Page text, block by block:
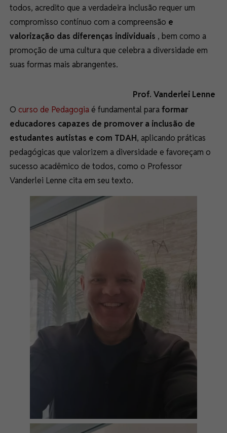
todos, acredito que a verdadeira inclusão requer um
compromisso contínuo com a compreensão e
valorização das diferenças individuais , bem como a
promoção de uma cultura que celebra a diversidade em
suas formas mais abrangentes.
Prof. Vanderlei Lenne
O curso de Pedagogiaé fundamental paraformar
educadores capazes de promover a inclusão de
estudantes autistas e com TDAH, aplicando práticas
pedagógicas que valorizem a diversidade e favoreçam o
sucesso acadêmico de todos, como o Professor
Vanderlei Lenne cita em seu texto.